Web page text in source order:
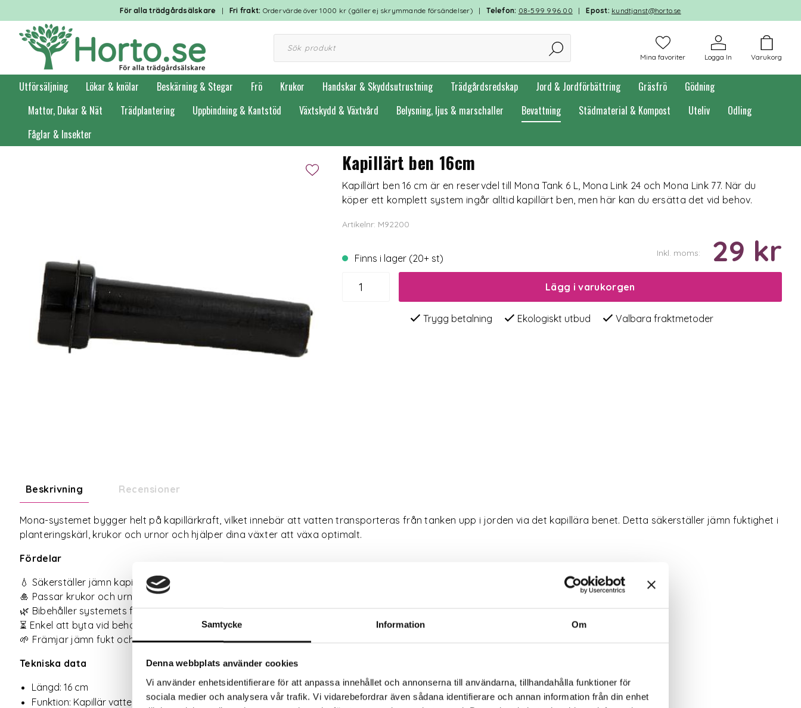
Samtycke Information Om
Denna webbplats använder cookies
Vi använder enhetsidentifierare för att anpassa innehållet och annonserna till användarna, tillhandahålla funktioner för
sociala medier och analysera vår trafik. Vi vidarebefordrar även sådana identifierare och annan information från din enhet
För alla trädgårdsälskare | Fri frakt: Ordervärde över 1000 kr (gäller ej skrymmande försändelser) |Telefon: 08-599 996 00 |Epost: kundtjanst@horto.se
Varukorg
Logga In
Mina favoriter
Utförsäljning Lökar & knölar Beskärning & Stegar Frö Krukor Handskar & Skyddsutrustning Trädgårdsredskap Jord & Jordförbättring Gräsfrö
Gödning
Mattor, Dukar & Nät
Trädplantering Uppbindning & Kantstöd Växtskydd & Växtvård Belysning, ljus & marschaller Bevattning Städmaterial & Kompost Uteliv
Odling
Fåglar & Insekter
Förstasidan Bevattning
Kapillärt ben 16cm
Kapillärt ben 16 cm är en reservdel till Mona Tank 6 L, Mona Link 24 och Mona Link 77. När du
köper ett komplett system ingår alltid kapillärt ben, men här kan du ersätta det vid behov.
Artikelnr: M92200
Finns i lager (20+ st) Inkl. moms: 29 kr
Lägg i varukorgen
Trygg betalning Ekologiskt utbud Valbara fraktmetoder
Beskrivning Recensioner
Mona-systemet bygger helt på kapillärkraft, vilket innebär att vatten transporteras från tanken upp i jorden via det kapillära benet. Detta säkerställer jämn fuktighet i
planteringskärl, krukor och urnor och hjälper dina växter att växa optimalt.
Fördelar
💧 Säkerställer jämn kapillär bevattning
🎍 Passar krukor och urnor med Mona Tank 6 L och Link 24 & 77
🌿 Bibehåller systemets funktion
⏳ Enkel att byta vid behov
🌱 Främjar jämn fukt och stark rotutveckling
Tekniska data
Längd: 16 cm
Funktion: Kapillär vattenledning